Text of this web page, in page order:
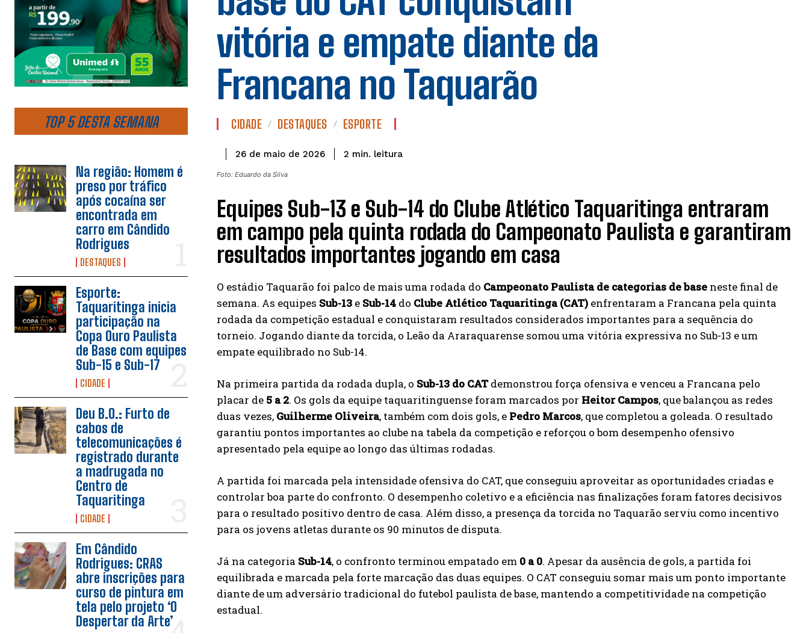
TOP 5 DESTA SEMANA
Na região: Homem é
preso por tráfico
após cocaína ser
encontrada em
carro em Cândido
Rodrigues
DESTAQUES
Esporte:
Taquaritinga inicia
participação na
Copa Ouro Paulista
de Base com equipes
Sub-15 e Sub-17
CIDADE
Deu B.O.: Furto de
cabos de
telecomunicações é
registrado durante
a madrugada no
Centro de
Taquaritinga
CIDADE
Em Cândido
Rodrigues: CRAS
abre inscrições para
curso de pintura em
tela pelo projeto ‘O
Despertar da Arte’
vitória e empate diante da
Francana no Taquarão
CIDADE DESTAQUES ESPORTE
26 de maio de 2026 2 min. leitura
Foto: Eduardo da Silva
Equipes Sub-13 e Sub-14 do Clube Atlético Taquaritinga entraram
em campo pela quinta rodada do Campeonato Paulista e garantiram
resultados importantes jogando em casa
O estádio Taquarão foi palco de mais uma rodada do Campeonato Paulista de categorias de base neste final de
semana. As equipes Sub-13 e Sub-14 do Clube Atlético Taquaritinga (CAT) enfrentaram a Francana pela quinta
rodada da competição estadual e conquistaram resultados considerados importantes para a sequência do
torneio. Jogando diante da torcida, o Leão da Araraquarense somou uma vitória expressiva no Sub-13 e um
empate equilibrado no Sub-14.
Na primeira partida da rodada dupla, o Sub-13 do CATdemonstrou força ofensiva e venceu a Francana pelo
placar de 5 a 2. Os gols da equipe taquaritinguense foram marcados por Heitor Campos, que balançou as redes
duas vezes, Guilherme Oliveira, também com dois gols, e Pedro Marcos, que completou a goleada. O resultado
garantiu pontos importantes ao clube na tabela da competição e reforçou o bom desempenho ofensivo
apresentado pela equipe ao longo das últimas rodadas.
A partida foi marcada pela intensidade ofensiva do CAT, que conseguiu aproveitar as oportunidades criadas e
controlar boa parte do confronto. O desempenho coletivo e a eficiência nas finalizações foram fatores decisivos
para o resultado positivo dentro de casa. Além disso, a presença da torcida no Taquarão serviu como incentivo
para os jovens atletas durante os 90 minutos de disputa.
Já na categoria Sub-14, o confronto terminou empatado em 0 a 0. Apesar da ausência de gols, a partida foi
equilibrada e marcada pela forte marcação das duas equipes. O CAT conseguiu somar mais um ponto importante
diante de um adversário tradicional do futebol paulista de base, mantendo a competitividade na competição
estadual.